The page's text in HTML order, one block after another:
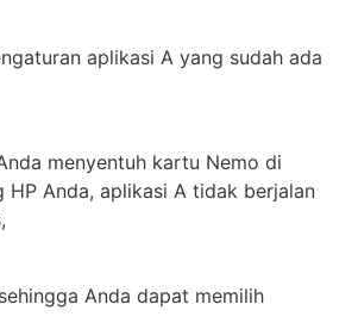
aplikasi A yang sudah ada
menyentuh kartu Nemo di
HP Anda, aplikasi A tidak berjalan
Anda dapat memilih